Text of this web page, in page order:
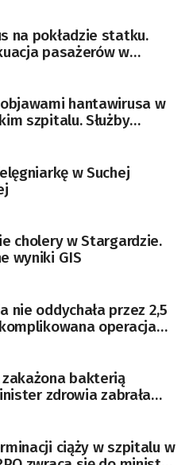
na pokładzie statku.
pasażerów w
hantawirusa w
szpitalu. Służby
w Suchej
cholery w Stargardzie.
wyniki GIS
nie oddychała przez 2,5
operacja
bakterią
zdrowia zabrała
ciąży w szpitalu w